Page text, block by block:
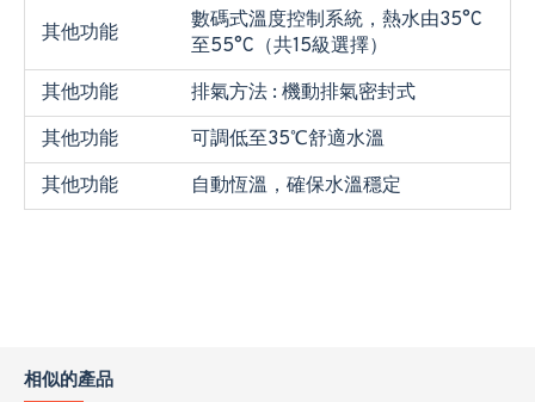
其他功能
數碼式溫度控制系統，熱水由35°C
至55°C（共15級選擇）
其他功能
排氣方法 : 機動排氣密封式
其他功能
可調低至35℃舒適水溫
其他功能
自動恆溫，確保水溫穩定
相似的產品